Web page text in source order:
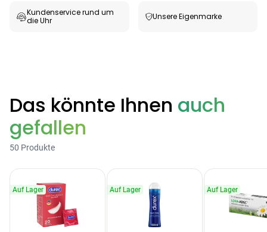
&
Haushalt
Familie
Shampoo für
juckende, trockene
oder zu
12,28 €
ARZNEIMITTEL & GESUNDHEIT
pH-Wert-
Stabilisierung
12,89 € 17,47 €
ARZNEIMITTEL & GESUNDHEIT
Hametum
Hämorrhoidensalbe:
Kundenservice rund um
die Uhr
Unsere Eigenmarke
Das könnte Ihnen auch
gefallen
50 Produkte
Auf Lager Auf Lager Auf Lager